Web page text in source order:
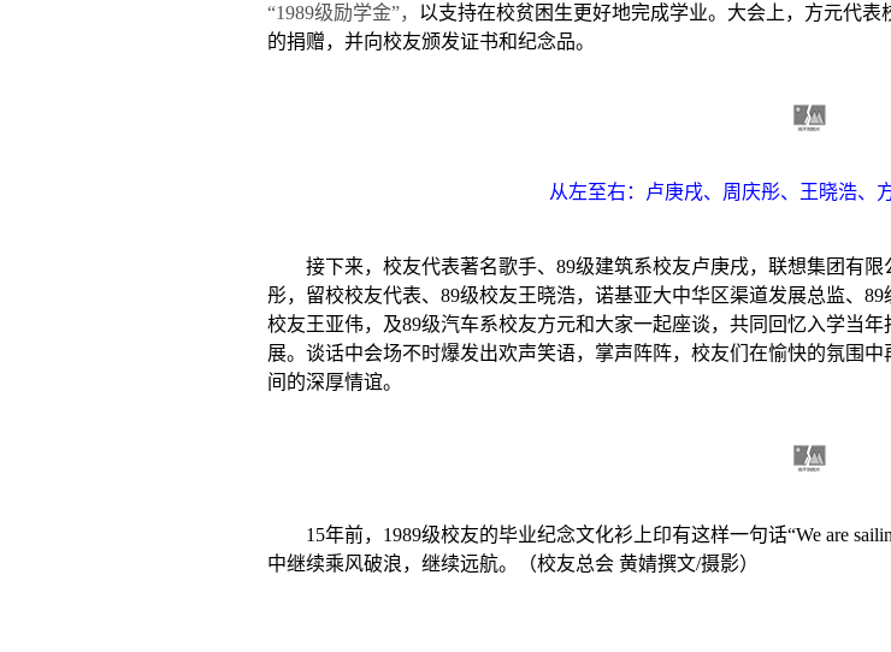
“1989级励学金”， 以支持在校贫困生更好地完成学业。大会上，方元代
的捐赠，并向校友颁发证书和纪念品。
从左至右：卢庚戌、周庆彤、王晓浩、
接下来，校友代表著名歌手、 89级建筑系校友卢庚戌，联想集团有限
彤，留校校友代表、 89级校友王晓浩，诺基亚大中华区渠道发展总监、 89
校友王亚伟，及89级汽车系校友方元和大家一起座谈，共同回忆入学当
展。谈话中会场不时爆发出欢声笑语，掌声阵阵，校友们在愉快的氛围
间的深厚情谊。
15年前， 1989级校友的毕业纪念文化衫上印有这样一句话“We are
中继续乘风破浪，继续远航。
（校友总会 黄婧撰文/摄影）